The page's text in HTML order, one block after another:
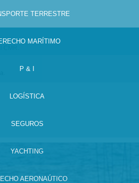
TERRESTRE
MARÍTIMO
P & I
LOGÍSTICA
SEGUROS
YACHTING
AERONAÚTICO